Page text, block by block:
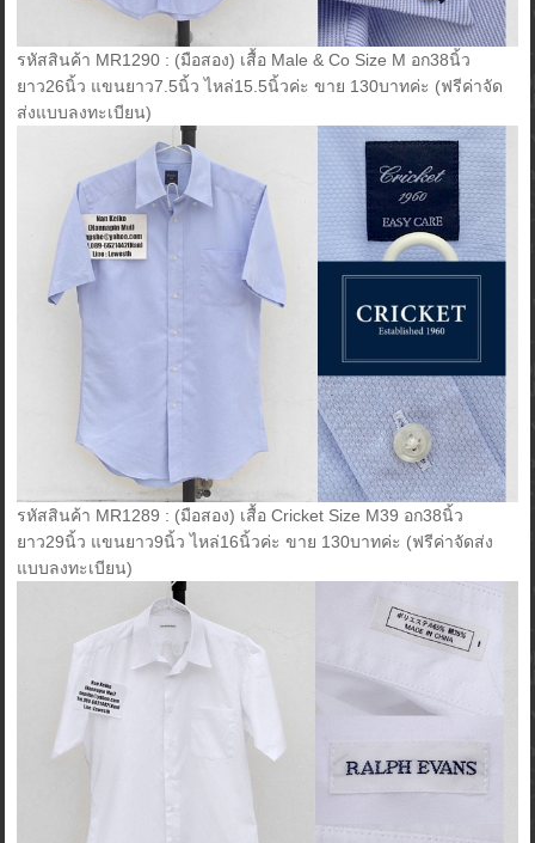
รหัสสินค้า MR1290 : (มือสอง) เสื้อ Male & Co Size M อก38นิ้ว
ยาว26นิ้ว แขนยาว7.5นิ้ว ไหล่15.5นิ้วค่ะ ขาย 130บาทค่ะ (ฟรีค่าจัด
ส่งแบบลงทะเบียน)
รหัสสินค้า MR1289 : (มือสอง) เสื้อ Cricket Size M39 อก38นิ้ว
ยาว29นิ้ว แขนยาว9นิ้ว ไหล่16นิ้วค่ะ ขาย 130บาทค่ะ (ฟรีค่าจัดส่ง
แบบลงทะเบียน)